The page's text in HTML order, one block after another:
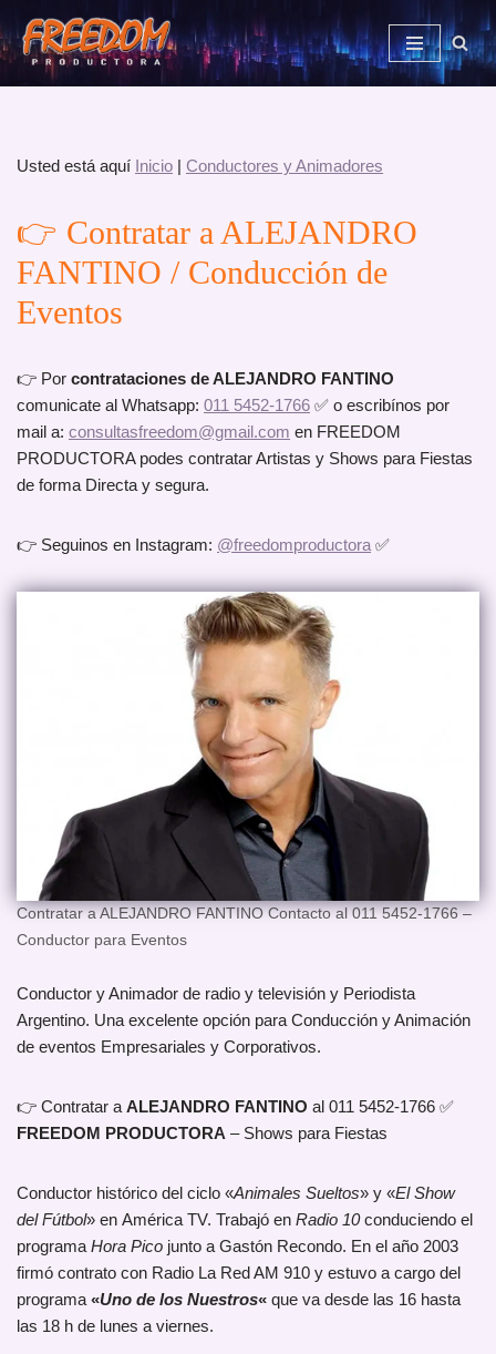
Saltar
al
Usted está aquí Inicio | Conductores y Animadores
👉 Contratar a ALEJANDRO
FANTINO / Conducción de
Eventos
👉 Por contrataciones de ALEJANDRO FANTINO
comunicate al Whatsapp: 011 5452-1766 ✅ o escribínos por
mail a: consultasfreedom@gmail.com en FREEDOM
PRODUCTORA podes contratar Artistas y Shows para Fiestas
de forma Directa y segura.
👉 Seguinos en Instagram: @freedomproductora ✅
Contratar a ALEJANDRO FANTINO Contacto al 011 5452-1766 –
Conductor para Eventos
Conductor y Animador de radio y televisión y Periodista
Argentino. Una excelente opción para Conducción y Animación
de eventos Empresariales y Corporativos.
👉 Contratar a ALEJANDRO FANTINO al 011 5452-1766 ✅
FREEDOM PRODUCTORA – Shows para Fiestas
Conductor histórico del ciclo «Animales Sueltos» y «El Show
del Fútbol» en América TV. Trabajó en Radio 10conduciendo el
programa Hora Pico junto a Gastón Recondo. En el año 2003
firmó contrato con Radio La Red AM 910 y estuvo a cargo del
programa «Uno de los Nuestros« que va desde las 16 hasta
las 18 h de lunes a viernes.